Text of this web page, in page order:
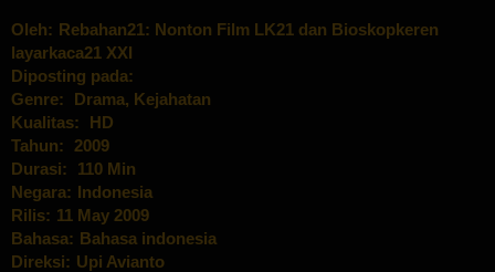
Oleh: Rebahan21: Nonton Film LK21 dan Bioskopkeren
layarkaca21 XXI
Diposting pada:
Genre:
Drama, Kejahatan
Kualitas:
HD
Tahun:
2009
Durasi:
110 Min
Negara: Indonesia
Rilis: 11 May 2009
Bahasa: Bahasa indonesia
Direksi: Upi Avianto